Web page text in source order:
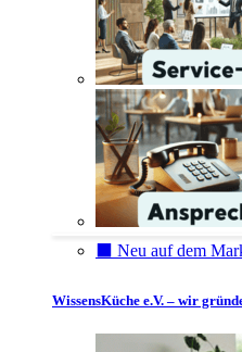
⬛️ Neu auf dem
WissensKüche e.V. – wir